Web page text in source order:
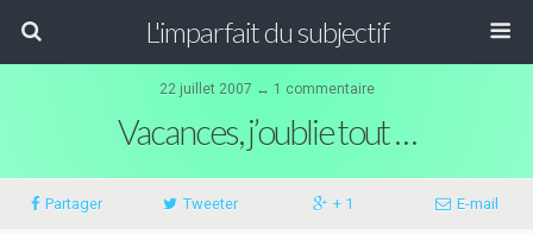
L'imparfait du subjectif
22 juillet 2007 ↔ 1 commentaire
Vacances, j’oublie tout …
Partager Tweeter + 1 E-mail